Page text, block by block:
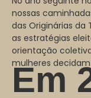
nossas
das Originárias da
as estratégias
orientação
mulheres
Em